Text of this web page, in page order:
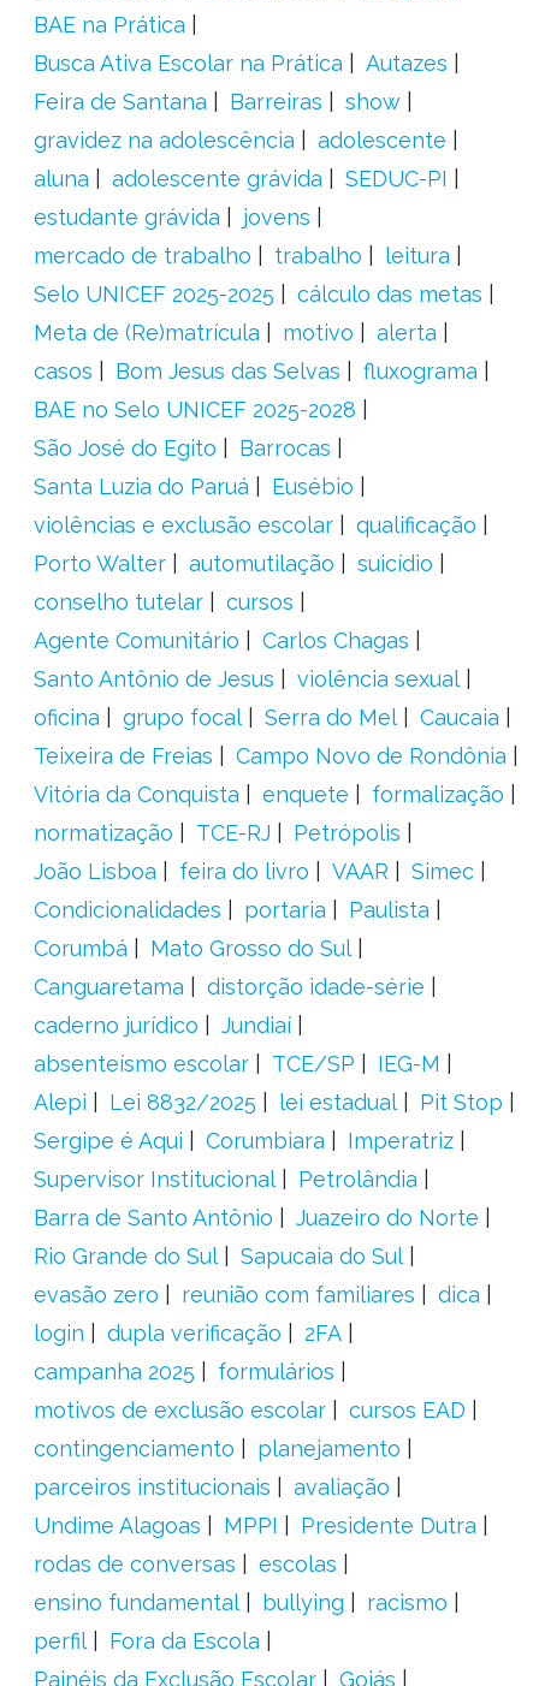
BAE na Prática
Busca Ativa Escolar na Prática
Autazes
Feira de Santana
Barreiras
show
gravidez na adolescência
adolescente
aluna
adolescente grávida
SEDUC-PI
estudante grávida
jovens
mercado de trabalho
trabalho
leitura
Selo UNICEF 2025-2025
cálculo das metas
Meta de (Re)matrícula
motivo
alerta
casos
Bom Jesus das Selvas
fluxograma
BAE no Selo UNICEF 2025-2028
São José do Egito
Barrocas
Santa Luzia do Paruá
Eusébio
violências e exclusão escolar
qualificação
Porto Walter
automutilação
suicídio
conselho tutelar
cursos
Agente Comunitário
Carlos Chagas
Santo Antônio de Jesus
violência sexual
oficina
grupo focal Serra do Mel
Caucaia
Teixeira de Freias
Campo Novo de Rondônia
Vitória da Conquista
enquete
formalização
normatização
TCE-RJ
Petrópolis
João Lisboa
feira do livro VAAR
Simec
Condicionalidades
portaria
Paulista
Corumbá
Mato Grosso do Sul
Canguaretama
distorção idade-série
caderno jurídico
Jundiaí
absenteísmo escolar
TCE/SP
IEG-M
Alepi
Lei 8832/2025 lei estadual
Pit Stop
Sergipe é Aqui
Corumbiara
Imperatriz
Supervisor Institucional
Petrolândia
Barra de Santo Antônio
Juazeiro do Norte
Rio Grande do Sul
Sapucaia do Sul
evasão zero
reunião com familiares
dica
login
dupla verificação
2FA
campanha 2025
formulários
motivos de exclusão escolar
cursos EAD
contingenciamento
planejamento
parceiros institucionais
avaliação
Undime Alagoas
MPPI
Presidente Dutra
rodas de conversas
escolas
ensino fundamental
bullying
racismo
perfil
Fora da Escola
Painéis da Exclusão Escolar
Goiás